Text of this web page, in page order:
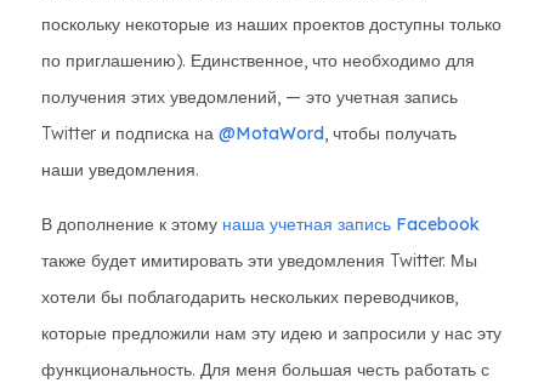
поскольку некоторые из наших проектов доступны только
по приглашению). Единственное, что необходимо для
получения этих уведомлений, — это учетная запись
Twitter и подписка на @MotaWord, чтобы получать
наши уведомления.
В дополнение к этому наша учетная запись Facebook
также будет имитировать эти уведомления Twitter. Мы
хотели бы поблагодарить нескольких переводчиков,
которые предложили нам эту идею и запросили у нас эту
функциональность. Для меня большая честь работать с